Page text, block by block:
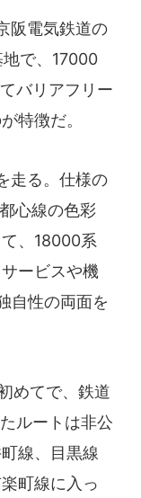
阪電気鉄道の
で、17000
バリアフリー
特徴だ。
走る。仕様の
心線の色彩
、18000系
ービスや機
自性の両面を
めてで、鉄道
ルートは非公
線、目黒線
町線に入っ